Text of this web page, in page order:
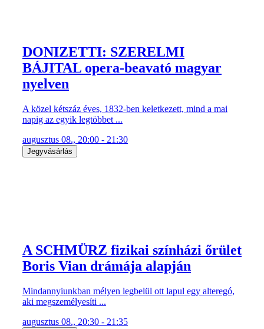
DONIZETTI: SZERELMI
BÁJITAL opera-beavató magyar
nyelven
A közel kétszáz éves, 1832-ben keletkezett, mind a mai
napig az egyik legtöbbet ...
augusztus 08., 20:00 - 21:30
Jegyvásárlás
A SCHMÜRZ fizikai színházi őrület
Boris Vian drámája alapján
Mindannyiunkban mélyen legbelül ott lapul egy alteregó,
aki megszemélyesíti ...
augusztus 08., 20:30 - 21:35